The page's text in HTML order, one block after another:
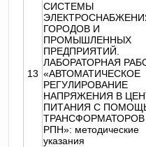
13
СИСТЕМЫ
ГОРОДОВ И
ПРОМЫШЛЕННЫХ
ПРЕДПРИЯТИЙ.
ЛАБОРАТОРНАЯ
«АВТОМАТИЧЕСКОЕ
РЕГУЛИРОВАНИЕ
НАПРЯЖЕНИЯ В
ПИТАНИЯ С
РПН»: методические
указания